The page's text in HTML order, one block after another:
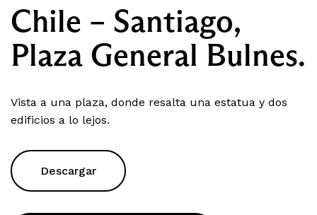
Chile – Santiago,
Plaza General Bulnes.
Vista a una plaza, donde resalta una estatua y dos
edificios a lo lejos.
Descargar